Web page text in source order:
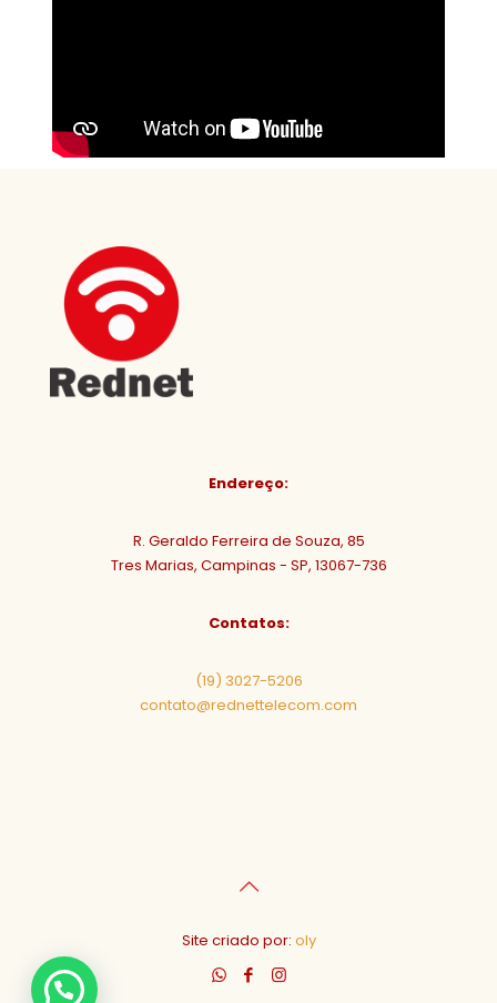
Endereço:
R. Geraldo Ferreira de Souza, 85
Tres Marias, Campinas - SP, 13067-736
Contatos:
(19) 3027-5206
contato@rednettelecom.com
Site criado por: oly